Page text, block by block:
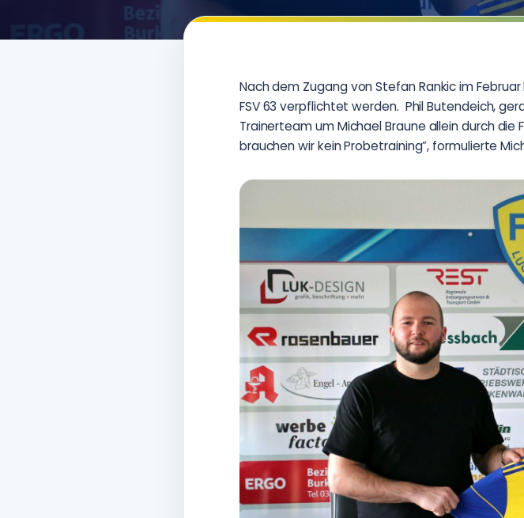
Nach dem Zugang von Stefan Rankic im
FSV 63 verpflichtet werden. Phil Butendeich,
Trainerteam um Michael Braune allein durch
brauchen wir kein Probetraining”, formulierte